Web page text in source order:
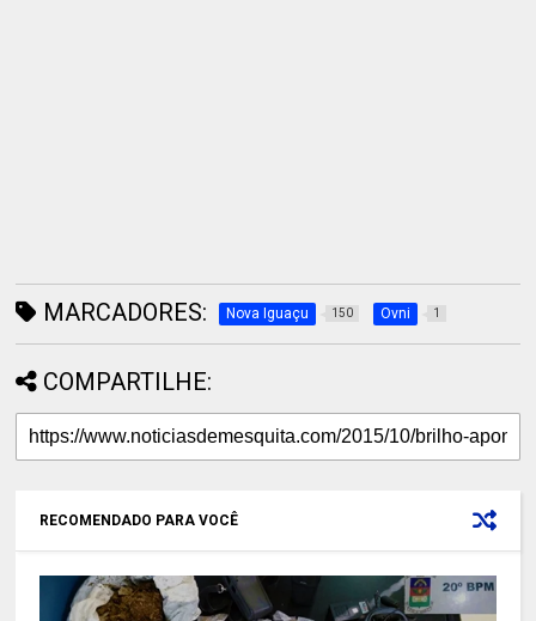
MARCADORES: Nova Iguaçu 150 Ovni 1
COMPARTILHE:
RECOMENDADO PARA VOCÊ